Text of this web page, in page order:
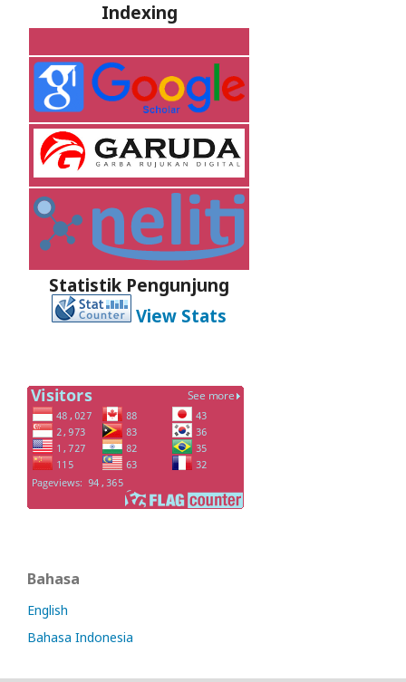
Indexing
Statistik Pengunjung
View Stats
Bahasa
English
Bahasa Indonesia